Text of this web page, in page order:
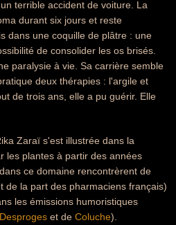
terrible accident de voiture. La
durant six jours et reste
dans une coquille de plâtre : une
de consolider les os brisés.
paralysie à vie. Sa carrière semble
deux thérapies : l'argile et
de trois ans, elle a pu guérir. Elle
Zaraï s'est illustrée dans la
les plantes à partir des années
ce domaine rencontrèrent de
de la part des pharmaciens français)
les émissions humoristiques
et de Coluche).